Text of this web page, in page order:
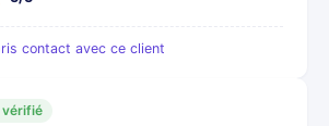
contact avec ce client
vérifié